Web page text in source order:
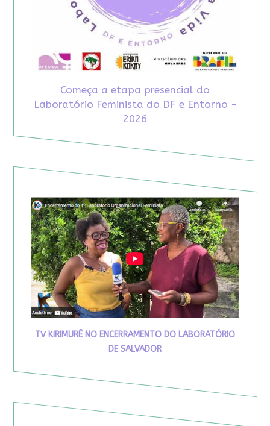
Começa a etapa presencial do
Laboratório Feminista do DF e Entorno -
2026
TV KIRIMURÊ NO ENCERRAMENTO DO LABORATÓRIO
DE SALVADOR